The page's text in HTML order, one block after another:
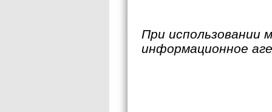
При использовании
информационное